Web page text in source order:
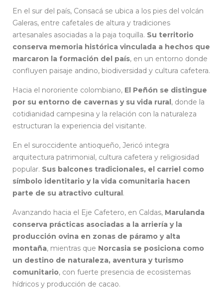
En el sur del país, Consacá se ubica a los pies del volcán
Galeras, entre cafetales de altura y tradiciones
artesanales asociadas a la paja toquilla. Su territorio
conserva memoria histórica vinculada a hechos que
marcaron la formación del país, en un entorno donde
confluyen paisaje andino, biodiversidad y cultura cafetera.
Hacia el nororiente colombiano, El Peñón se distingue
por su entorno de cavernas y su vida rural, donde la
cotidianidad campesina y la relación con la naturaleza
estructuran la experiencia del visitante.
En el suroccidente antioqueño, Jericó integra
arquitectura patrimonial, cultura cafetera y religiosidad
popular. Sus balcones tradicionales, el carriel como
símbolo identitario y la vida comunitaria hacen
parte de su atractivo cultural.
Avanzando hacia el Eje Cafetero, en Caldas, Marulanda
conserva prácticas asociadas a la arriería y la
producción ovina en zonas de páramo y alta
montaña, mientras que Norcasia se posiciona como
un destino de naturaleza, aventura y turismo
comunitario, con fuerte presencia de ecosistemas
hídricos y producción de cacao.